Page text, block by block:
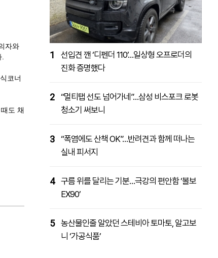
자와
코너
도 채
1
선입견 깬 ‘디펜더 110’…일상형 오프로더의
진화 증명했다
2 “멀티탭 선도 넘어가네”…삼성 비스포크 로봇
청소기 써보니
3 “폭염에도 산책 OK”…반려견과 함께 떠나는
실내 피서지
4 구름 위를 달리는 기분…극강의 편안함 ‘볼보
EX90’
5 농산물인줄 알았던 스테비아 토마토, 알고보
니 ‘가공식품’